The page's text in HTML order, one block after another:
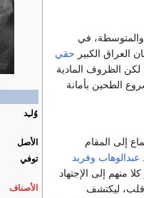
وُلـِد
الأصل
توفي
الأصناف
والمتوسطة، في
العراق الكبير حقي
لكن الظروف المادية
الطحين بأمانة
إلى المقام
وفريد
منهم إلى الإجتهاد
قلب، ليكتشف